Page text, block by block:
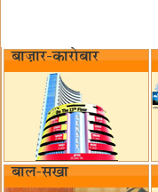
बाज़ार-कारोबार
बाल-सखा